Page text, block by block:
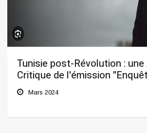
Tunisie post-Révolution :
Critique de l'émission
Mars 2024